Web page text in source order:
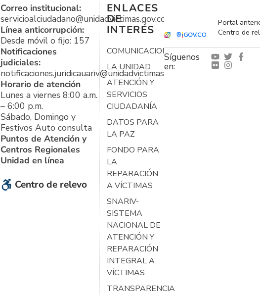
Correo institucional:
servicioalciudadano@unidadvictimas.gov.co
Línea anticorrupción:
Desde móvil o fijo: 157
Notificaciones
judiciales:
notificaciones.juridicauariv@unidadvictimas.gov.co
Horario de atención
Lunes a viernes 8:00 a.m.
– 6:00 p.m.
Sábado, Domingo y
Festivos Auto consulta
Puntos de Atención y
Centros Regionales
Unidad en línea
Centro de relevo
ENLACES
DE
INTERÉS
COMUNICACIONES
LA UNIDAD
ATENCIÓN Y
SERVICIOS
CIUDADANÍA
DATOS PARA
LA PAZ
FONDO PARA
LA
REPARACIÓN
A VÍCTIMAS
SNARIV-
SISTEMA
NACIONAL DE
ATENCIÓN Y
REPARACIÓN
INTEGRAL A
VÍCTIMAS
TRANSPARENCIA
Portal
Centro de
Síguenos
en: